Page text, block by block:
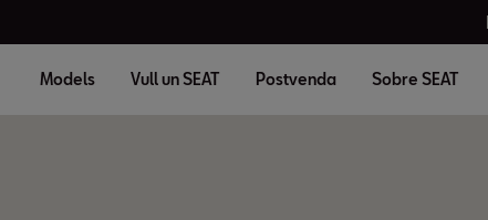
Models Vull un SEAT Postvenda Sobre SEAT